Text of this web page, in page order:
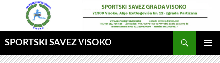
SPORTSKI SAVEZ VISOKO
GLAVNI